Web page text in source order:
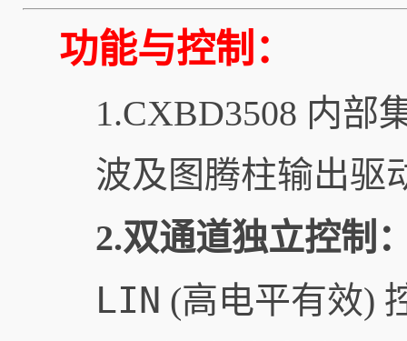
功能与控制：
1.CXBD3508 内部
波及图腾柱输出驱
2.双通道独立控制
LIN (高电平有效)